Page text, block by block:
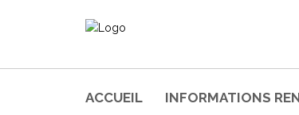
ACCUEIL INFORMATIONS